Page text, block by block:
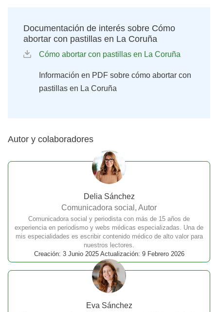
Documentación de interés sobre Cómo
abortar con pastillas en La Coruña
Cómo abortar con pastillas en La Coruña
Información en PDF sobre cómo abortar con
pastillas en La Coruña
Autor y colaboradores
Delia Sánchez
Comunicadora social, Autor
Comunicadora social y periodista con más de 15 años de
experiencia en periodismo y webs médicas especializadas. Una de
mis especialidades es escribir contenido médico de alto valor para
nuestros lectores.
Creación: 3 Junio 2025 Actualización: 9 Febrero 2026
Eva Sánchez